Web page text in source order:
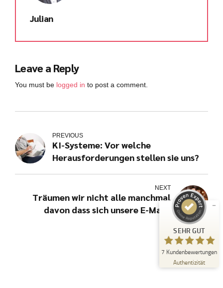
Julian
Leave a Reply
You must be logged in to post a comment.
PREVIOUS
KI-Systeme: Vor welche
Herausforderungen stellen sie uns?
NEXT
Träumen wir nicht alle manchmal
davon dass sich unsere E-Mails
SEHR GUT
7 Kundenbewertungen
Authentizität
julian-funke.de
ProvenExpert.com
SEHR GUT
7
Bewertungen auf ProvenExpert.com
Erfahren Sie mehr über dieses Bewertungssiegel
21.07.2025